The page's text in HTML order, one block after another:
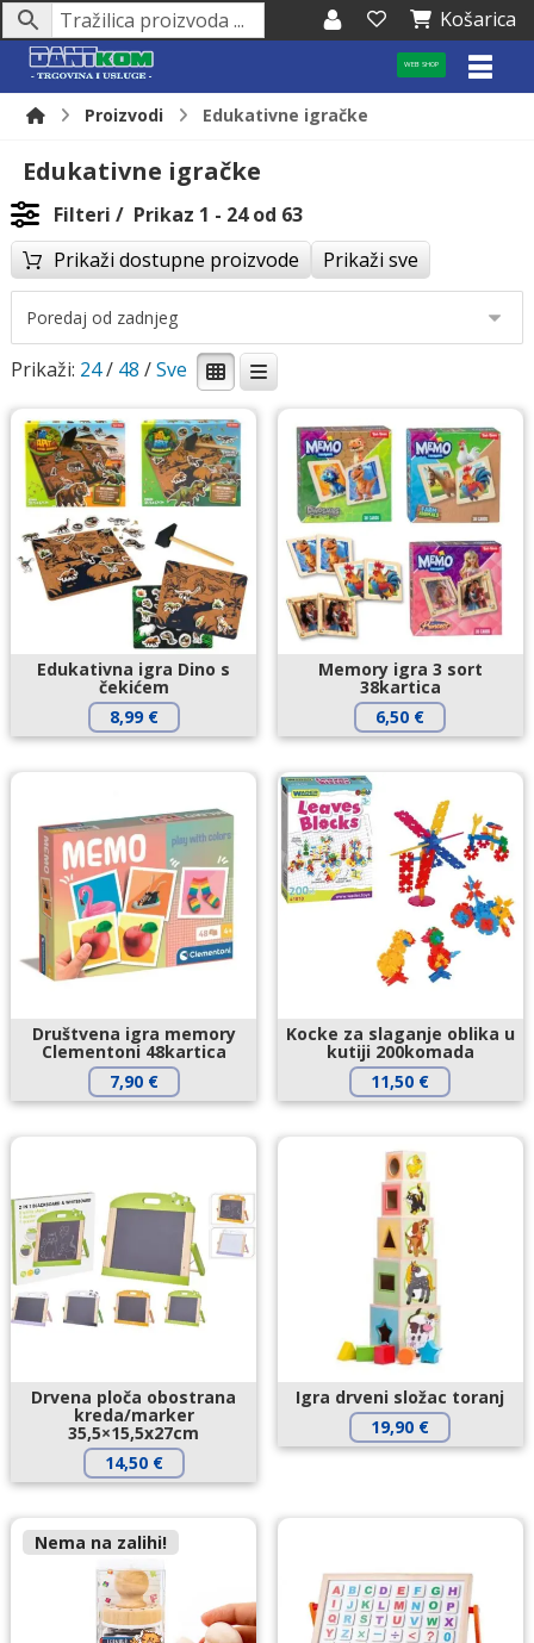
Košarica
WEB SHOP
Proizvodi Edukativne igračke
Edukativne igračke
Filteri
Prikaz 1 - 24 od 63
Prikaži dostupne proizvode
Prikaži sve
Prikaži: 24/ 48 /
Edukativna igra Dino s
čekićem
8,99 €
Memory igra 3 sort
38kartica
6,50 €
Društvena igra memory
Clementoni 48kartica
7,90 €
Kocke za slaganje oblika u
kutiji 200komada
11,50 €
Drvena ploča obostrana
kreda/marker
35,5×15,5x27cm
14,50 €
Igra drveni složac toranj
19,90 €
Nema na zalihi!